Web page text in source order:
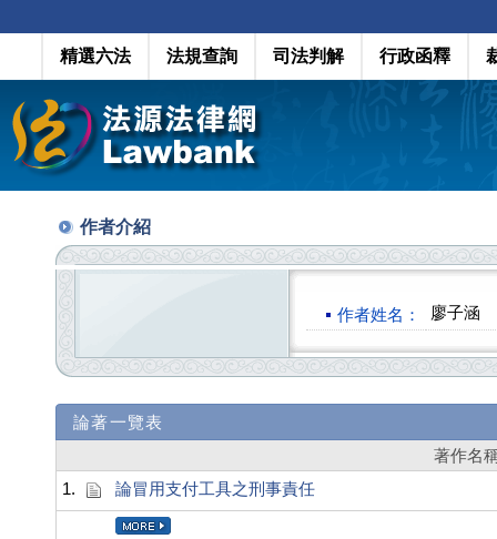
精選六法 法規查詢 司法判解 行政函釋
作者介紹
作者姓名： 廖子涵
論著一覽表
著作名
1.
論冒用支付工具之刑事責任